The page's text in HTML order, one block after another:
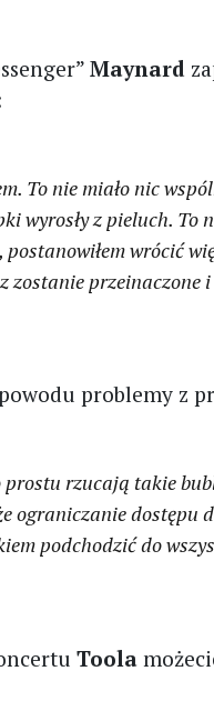
Maynard
To nie miało nic
wyrosły z pieluch. To
wrócić
zostanie
problemy z
rzucają takie
ograniczanie
podchodzić do
Toola